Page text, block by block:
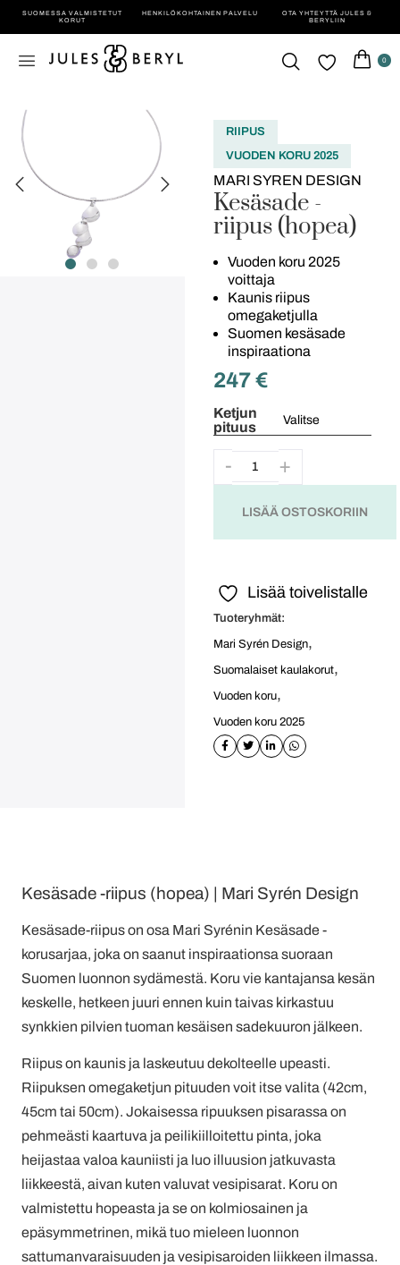
SUOMESSA VALMISTETUT
KORUT
HENKILÖ­KOHTAINEN PALVELU
OTA YHTEYTTÄ JULES &
BERYLIIN
0
RIIPUS
VUODEN KORU 2025
MARI SYREN DESIGN
Kesäsade -
riipus (hopea)
Vuoden koru 2025
voittaja
Kaunis riipus
omegaketjulla
Suomen kesäsade
inspiraationa
247€
Ketjun
pituus
LISÄÄ OSTOSKORIIN
Lisää toivelistalle
Tuoteryhmät:
Mari Syrén Design,
Suomalaiset kaulakorut,
Vuoden koru,
Vuoden koru 2025
Kesäsade -riipus (hopea) | Mari Syrén Design
Kesäsade-riipus on osa Mari Syrénin Kesäsade -
korusarjaa, joka on saanut inspiraationsa suoraan
Suomen luonnon sydämestä. Koru vie kantajansa kesän
keskelle, hetkeen juuri ennen kuin taivas kirkastuu
synkkien pilvien tuoman kesäisen sadekuuron jälkeen.
Riipus on kaunis ja laskeutuu dekolteelle upeasti.
Riipuksen omegaketjun pituuden voit itse valita (42cm,
45cm tai 50cm). Jokaisessa ripuuksen pisarassa on
pehmeästi kaartuva ja peilikiilloitettu pinta, joka
heijastaa valoa kauniisti ja luo illuusion jatkuvasta
liikkeestä, aivan kuten valuvat vesipisarat. Koru on
valmistettu hopeasta ja se on kolmiosainen ja
epäsymmetrinen, mikä tuo mieleen luonnon
sattumanvaraisuuden ja vesipisaroiden liikkeen ilmassa.